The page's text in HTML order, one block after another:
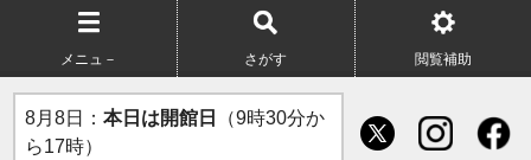
メニュ－ さがす 閲覧補助
8月8日： 本日は開館日
（9時30分か
ら17時）